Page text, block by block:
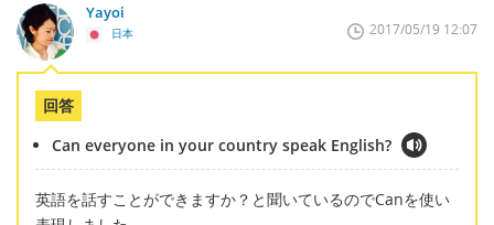
Yayoi
日本 2017/05/19 12:07
回答
Can everyone in your country speak English?
英語を話すことができますか？と聞いているのでCanを使い